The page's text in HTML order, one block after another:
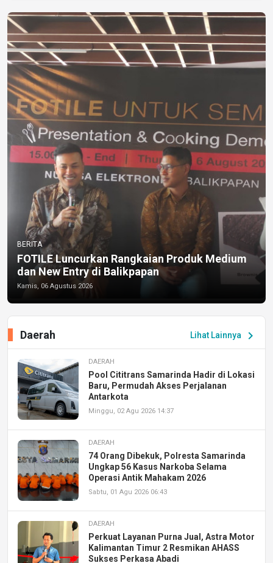
BERITA
FOTILE Luncurkan Rangkaian Produk Medium
dan New Entry di Balikpapan
Kamis, 06 Agustus 2026
Lihat Lainnya chevron_right
Daerah
DAERAH
Pool Cititrans Samarinda Hadir di Lokasi
Baru, Permudah Akses Perjalanan
Antarkota
Minggu, 02 Agu 2026 14:37
DAERAH
74 Orang Dibekuk, Polresta Samarinda
Ungkap 56 Kasus Narkoba Selama
Operasi Antik Mahakam 2026
Sabtu, 01 Agu 2026 06:43
DAERAH
Perkuat Layanan Purna Jual, Astra Motor
Kalimantan Timur 2 Resmikan AHASS
Sukses Perkasa Abadi